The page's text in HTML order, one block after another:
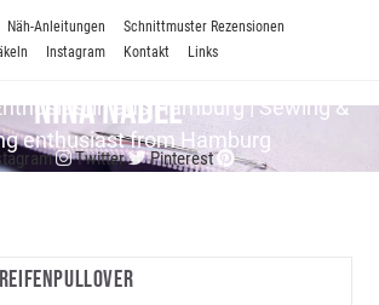
Näh-Anleitungen
Schnittmuster Rezensionen
Instagram Kontakt Links
Nina Nadelaus Hamburg | Sewing &
enthusiast from Hamburg
Twitter Pinterest